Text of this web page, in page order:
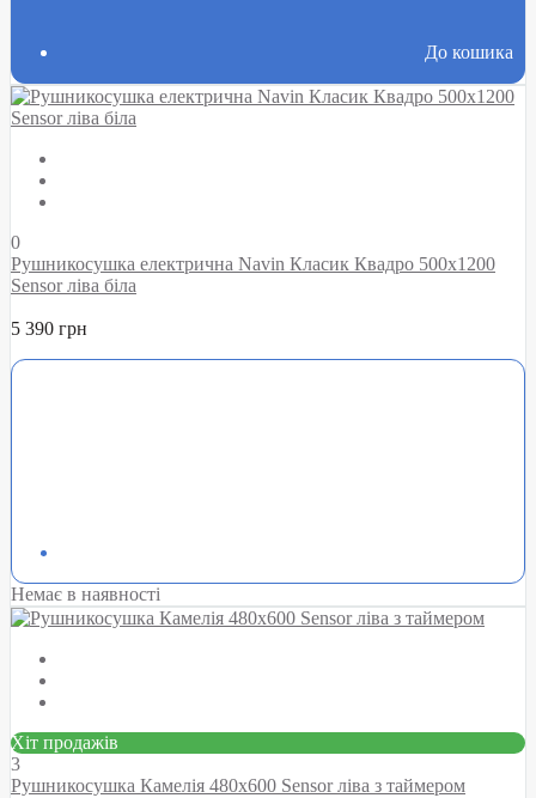
До кошика
0
Рушникосушка електрична Navin Класик Квадро 500х1200
Sensor ліва біла
5 390 грн
Немає в наявності
Хіт продажів
3
Рушникосушка Камелія 480х600 Sensor ліва з таймером